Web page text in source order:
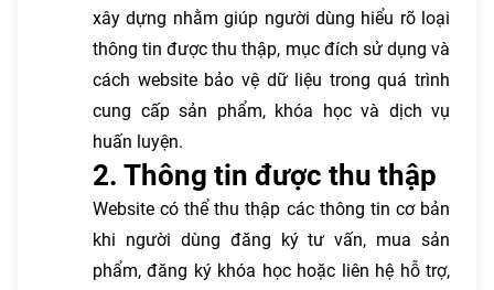
xây dựng nhằm giúp người dùng hiểu rõ loại
thông tin được thu thập, mục đích sử dụng và
cách website bảo vệ dữ liệu trong quá trình
cung cấp sản phẩm, khóa học và dịch vụ
huấn luyện.
2. Thông tin được thu thập
Website có thể thu thập các thông tin cơ bản
khi người dùng đăng ký tư vấn, mua sản
phẩm, đăng ký khóa học hoặc liên hệ hỗ trợ,